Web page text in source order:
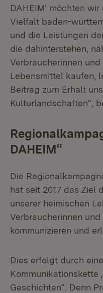
DAHEIM‘ möchten
Vielfalt baden-
und die Leistungen
die dahinterstehen,
Verbraucherinnen
Lebensmittel kaufen,
Beitrag zum Erhalt
Kulturlandschaften“,
DAHEIM“
Die
hat seit 2017 das Ziel
unserer heimischen
Verbraucherinnen
kommunizieren und
Dies erfolgt durch
Kommunikationskette
Geschichten“. Denn